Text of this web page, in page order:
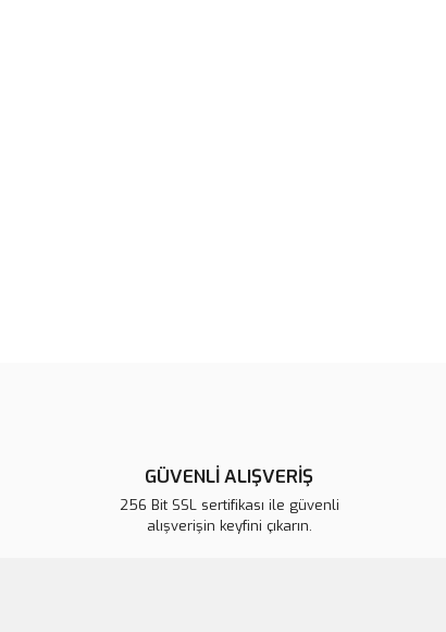
GÜVENLİ ALIŞVERİŞ
256 Bit SSL sertifikası ile güvenli
alışverişin keyfini çıkarın.